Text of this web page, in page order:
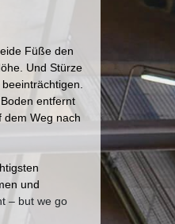
Füße den
Und Stürze
entfernt
dem Weg nach
und
– but we go